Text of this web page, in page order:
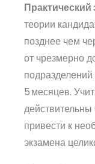
Практический
теории
позднее чем
от чрезмерно
5 месяцев.
привести к
экзамена